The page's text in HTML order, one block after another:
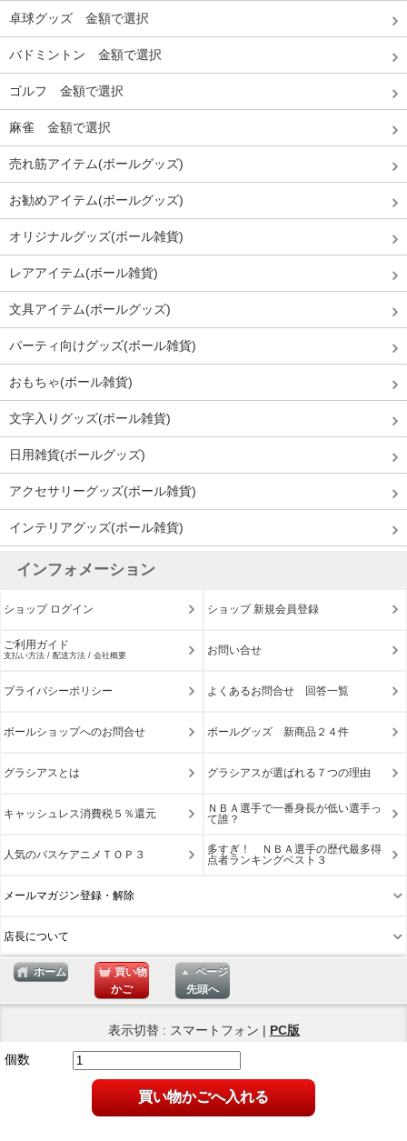
個数
買い物かごへ入れる
卓球グッズ 金額で選択
バドミントン 金額で選択
ゴルフ 金額で選択
麻雀 金額で選択
売れ筋アイテム(ボールグッズ)
お勧めアイテム(ボールグッズ)
オリジナルグッズ(ボール雑貨)
レアアイテム(ボール雑貨)
文具アイテム(ボールグッズ)
パーティ向けグッズ(ボール雑貨)
おもちゃ(ボール雑貨)
文字入りグッズ(ボール雑貨)
日用雑貨(ボールグッズ)
アクセサリーグッズ(ボール雑貨)
インテリアグッズ(ボール雑貨)
インフォメーション
ショップ ログイン ショップ 新規会員登録
ご利用ガイド
支払い方法 / 配送方法 / 会社概要 お問い合せ
プライバシーポリシー よくあるお問合せ 回答一覧
ボールショップへのお問合せ ボールグッズ 新商品２４件
グラシアスとは グラシアスが選ばれる７つの理由
キャッシュレス消費税５％還元
ＮＢＡ選手で一番身長が低い選手っ
て誰？
人気のバスケアニメＴＯＰ３
多すぎ！ ＮＢＡ選手の歴代最多得
点者ランキングベスト３
メールマガジン登録・解除
店長について
ホーム
買い物
かご
ページ
先頭へ
表示切替 : スマートフォン | PC版